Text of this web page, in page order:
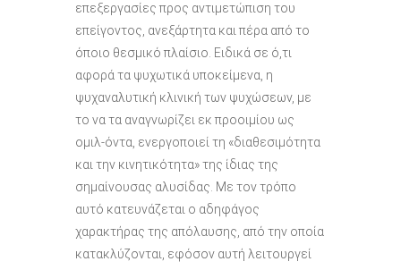
επεξεργασίες προς αντιμετώπιση του
επείγοντος, ανεξάρτητα και πέρα από το
όποιο θεσμικό πλαίσιο. Ειδικά σε ό,τι
αφορά τα ψυχωτικά υποκείμενα, η
ψυχαναλυτική κλινική των ψυχώσεων, με
το να τα αναγνωρίζει εκ προοιμίου ως
ομιλ-όντα, ενεργοποιεί τη «διαθεσιμότητα
και την κινητικότητα» της ίδιας της
σημαίνουσας αλυσίδας. Με τον τρόπο
αυτό κατευνάζεται ο αδηφάγος
χαρακτήρας της απόλαυσης, από την οποία
κατακλύζονται, εφόσον αυτή λειτουργεί